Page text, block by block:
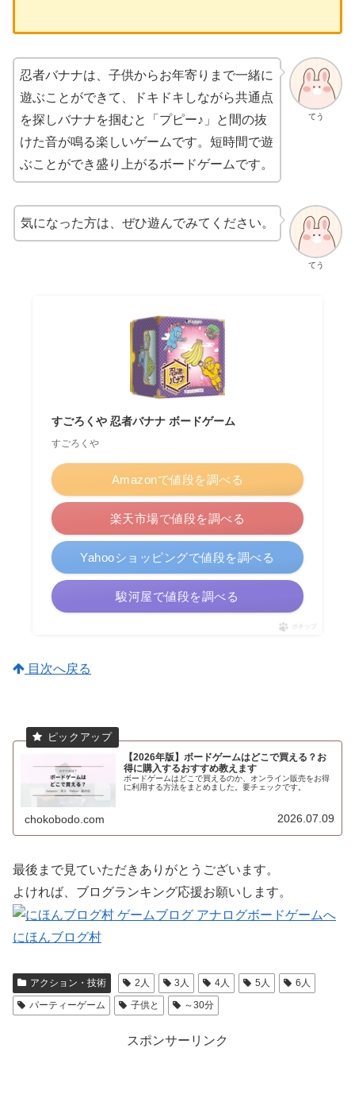
てう
忍者バナナは、子供からお年寄りまで一緒に
遊ぶことができて、ドキドキしながら共通点
を探しバナナを掴むと「プピー♪」と間の抜
けた音が鳴る楽しいゲームです。短時間で遊
ぶことができ盛り上がるボードゲームです。
てう
気になった方は、ぜひ遊んでみてください。
すごろくや 忍者バナナ ボードゲーム
すごろくや
Amazonで値段を調べる
楽天市場で値段を調べる
Yahooショッピングで値段を調べる
駿河屋で値段を調べる
ポチップ
目次へ戻る
【2026年版】ボードゲームはどこで買える？お
得に購入するおすすめ教えます
ボードゲームはどこで買えるのか、オンライン販売をお得
に利用する方法をまとめました。要チェックです。
chokobodo.com 2026.07.09
最後まで見ていただきありがとうございます。
よければ、ブログランキング応援お願いします。
にほんブログ村
アクション・技術 2人 3人 4人 5人
6人
パーティーゲーム
子供と ～30分
スポンサーリンク